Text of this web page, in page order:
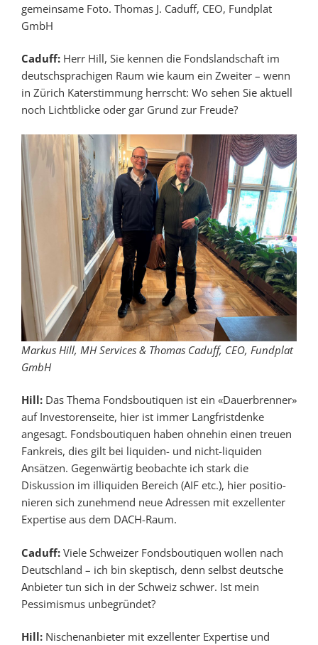
gemeinsame Foto. Thomas J. Caduff, CEO, Fundplat
GmbH
Caduff: Herr Hill, Sie kennen die Fondslandschaft im
deutschsprachigen Raum wie kaum ein Zweiter – wenn
in Zürich Katerstimmung herrscht: Wo sehen Sie aktuell
noch Lichtblicke oder gar Grund zur Freude?
Markus Hill, MH Services & Thomas Caduff, CEO, Fundplat
GmbH
Hill: Das Thema Fondsboutiquen ist ein «Dauerbrenner»
auf Investorenseite, hier ist immer Lang­frist­denke
angesagt. Fondsboutiquen haben ohnehin einen treuen
Fankreis, dies gilt bei liquiden- und nicht-liquiden
Ansätzen. Gegenwärtig beobachte ich stark die
Diskussion im illiquiden Bereich (AIF etc.), hier positio­
nieren sich zunehmend neue Adressen mit exzellenter
Expertise aus dem DACH-Raum.
Caduff: Viele Schweizer Fondsboutiquen wollen nach
Deutschland – ich bin skeptisch, denn selbst deutsche
Anbieter tun sich in der Schweiz schwer. Ist mein
Pessimismus unbegründet?
Hill: Nischenanbieter mit exzellenter Expertise und